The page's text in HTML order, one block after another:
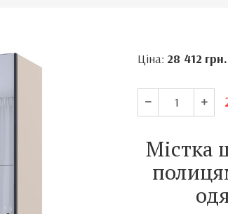
Ціна: 28 412 грн.
Містка